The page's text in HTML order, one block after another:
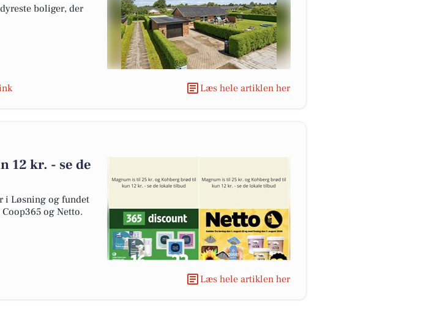
boliger, der
Læs hele artiklen her
12 kr. - se de
i Løsning og fundet
og Netto.
Læs hele artiklen her